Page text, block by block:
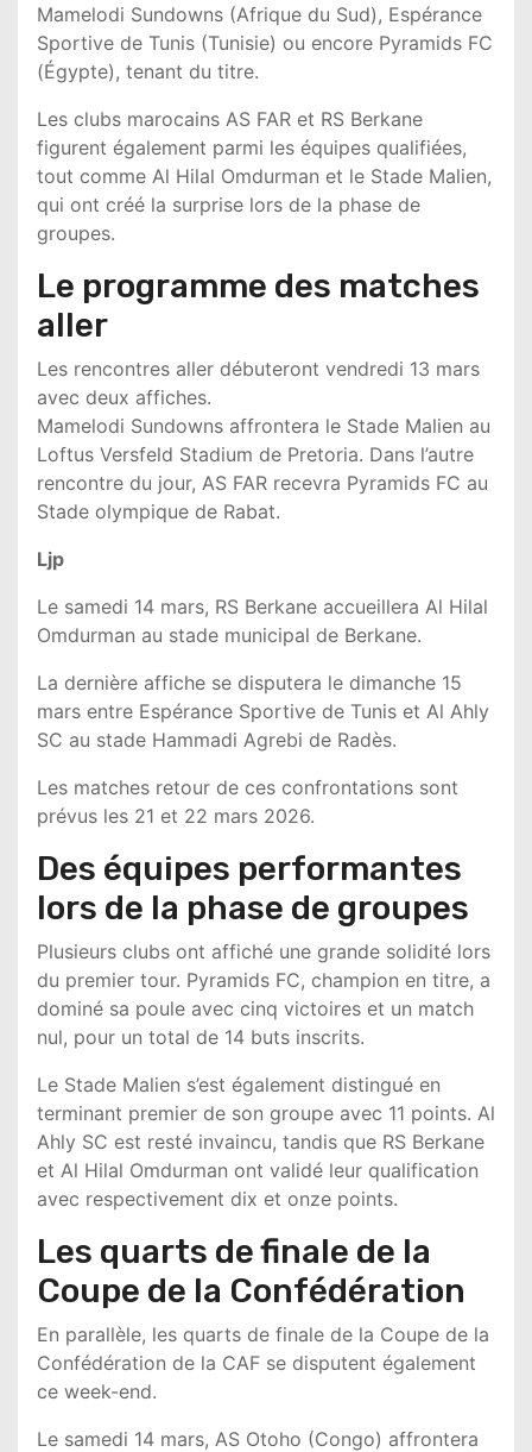
Mamelodi Sundowns (Afrique du Sud), Espérance
Sportive de Tunis (Tunisie) ou encore Pyramids FC
(Égypte), tenant du titre.
Les clubs marocains AS FAR et RS Berkane
figurent également parmi les équipes qualifiées,
tout comme Al Hilal Omdurman et le Stade Malien,
qui ont créé la surprise lors de la phase de
groupes.
Le programme des matches
aller
Les rencontres aller débuteront vendredi 13 mars
avec deux affiches.
Mamelodi Sundowns affrontera le Stade Malien au
Loftus Versfeld Stadium de Pretoria. Dans l’autre
rencontre du jour, AS FAR recevra Pyramids FC au
Stade olympique de Rabat.
Ljp
Le samedi 14 mars, RS Berkane accueillera Al Hilal
Omdurman au stade municipal de Berkane.
La dernière affiche se disputera le dimanche 15
mars entre Espérance Sportive de Tunis et Al Ahly
SC au stade Hammadi Agrebi de Radès.
Les matches retour de ces confrontations sont
prévus les 21 et 22 mars 2026.
Des équipes performantes
lors de la phase de groupes
Plusieurs clubs ont affiché une grande solidité lors
du premier tour. Pyramids FC, champion en titre, a
dominé sa poule avec cinq victoires et un match
nul, pour un total de 14 buts inscrits.
Le Stade Malien s’est également distingué en
terminant premier de son groupe avec 11 points. Al
Ahly SC est resté invaincu, tandis que RS Berkane
et Al Hilal Omdurman ont validé leur qualification
avec respectivement dix et onze points.
Les quarts de finale de la
Coupe de la Confédération
En parallèle, les quarts de finale de la Coupe de la
Confédération de la CAF se disputent également
ce week-end.
Le samedi 14 mars, AS Otoho (Congo) affrontera